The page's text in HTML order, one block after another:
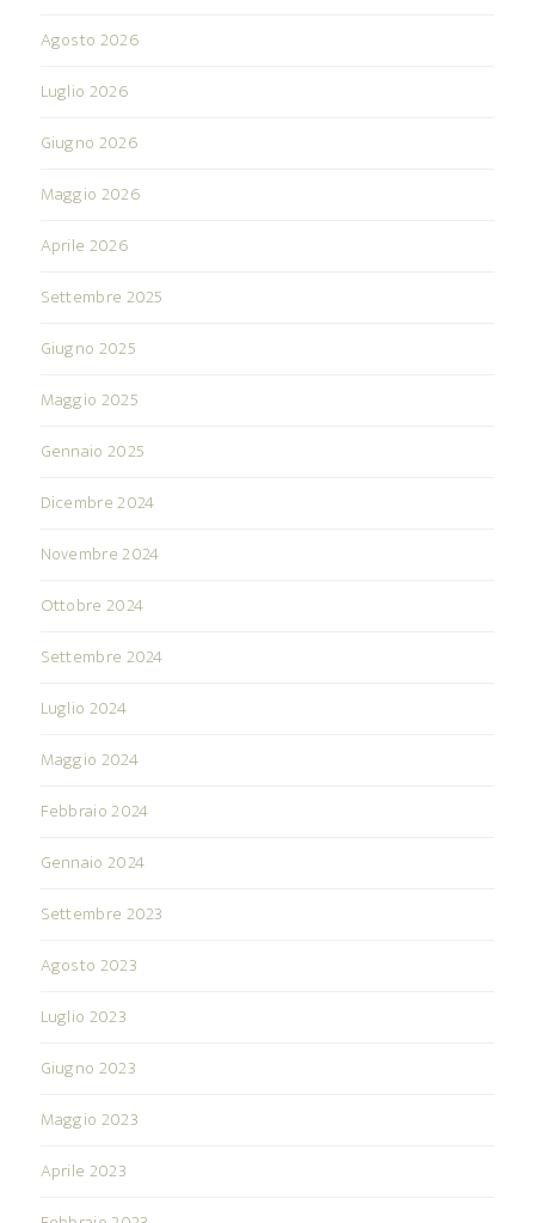
Agosto 2026
Luglio 2026
Giugno 2026
Maggio 2026
Aprile 2026
Settembre 2025
Giugno 2025
Maggio 2025
Gennaio 2025
Dicembre 2024
Novembre 2024
Ottobre 2024
Settembre 2024
Luglio 2024
Maggio 2024
Febbraio 2024
Gennaio 2024
Settembre 2023
Agosto 2023
Luglio 2023
Giugno 2023
Maggio 2023
Aprile 2023